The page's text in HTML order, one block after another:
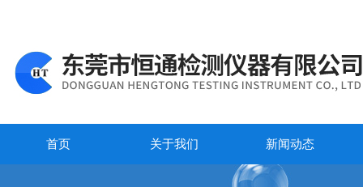
首页 关于我们 新闻动态